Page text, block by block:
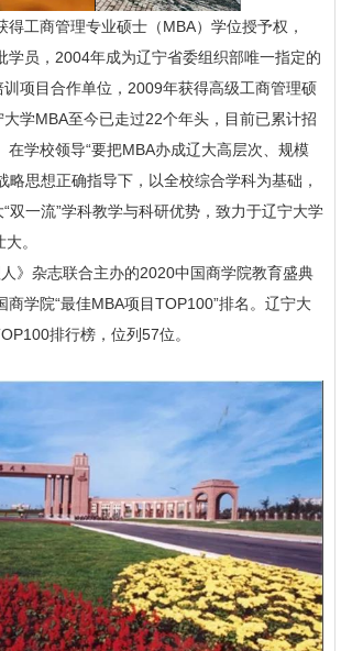
工商管理专业硕士（MBA）学位授予权，
学员，2004年成为辽宁省委组织部唯一指定的
项目合作单位，2009年获得高级工商管理硕
学MBA至今已走过22个年头，目前已累计招
在学校领导“要把MBA办成辽大高层次、规模
略思想正确指导下，以全校综合学科为基础，
双一流”学科教学与科研优势，致力于辽宁大学
。
》杂志联合主办的2020中国商学院教育盛典
商学院“最佳MBA项目TOP100”排名。辽宁大
排行榜，位列57位。